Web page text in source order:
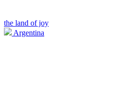
the land of joy
Argentina